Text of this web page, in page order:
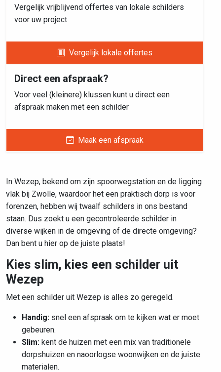
Vergelijk vrijblijvend offertes van lokale schilders
voor uw project
Vergelijk lokale offertes
Direct een afspraak?
Voor veel (kleinere) klussen kunt u direct een
afspraak maken met een schilder
Maak een afspraak
In Wezep, bekend om zijn spoorwegstation en de ligging
vlak bij Zwolle, waardoor het een praktisch dorp is voor
forenzen, hebben wij twaalf schilders in ons bestand
staan. Dus zoekt u een gecontroleerde schilder in
diverse wijken in de omgeving of de directe omgeving?
Dan bent u hier op de juiste plaats!
Kies slim, kies een schilder uit
Wezep
Met een schilder uit Wezep is alles zo geregeld.
Handig: snel een afspraak om te kijken wat er moet
gebeuren.
Slim: kent de huizen met een mix van traditionele
dorpshuizen en naoorlogse woonwijken en de juiste
materialen.